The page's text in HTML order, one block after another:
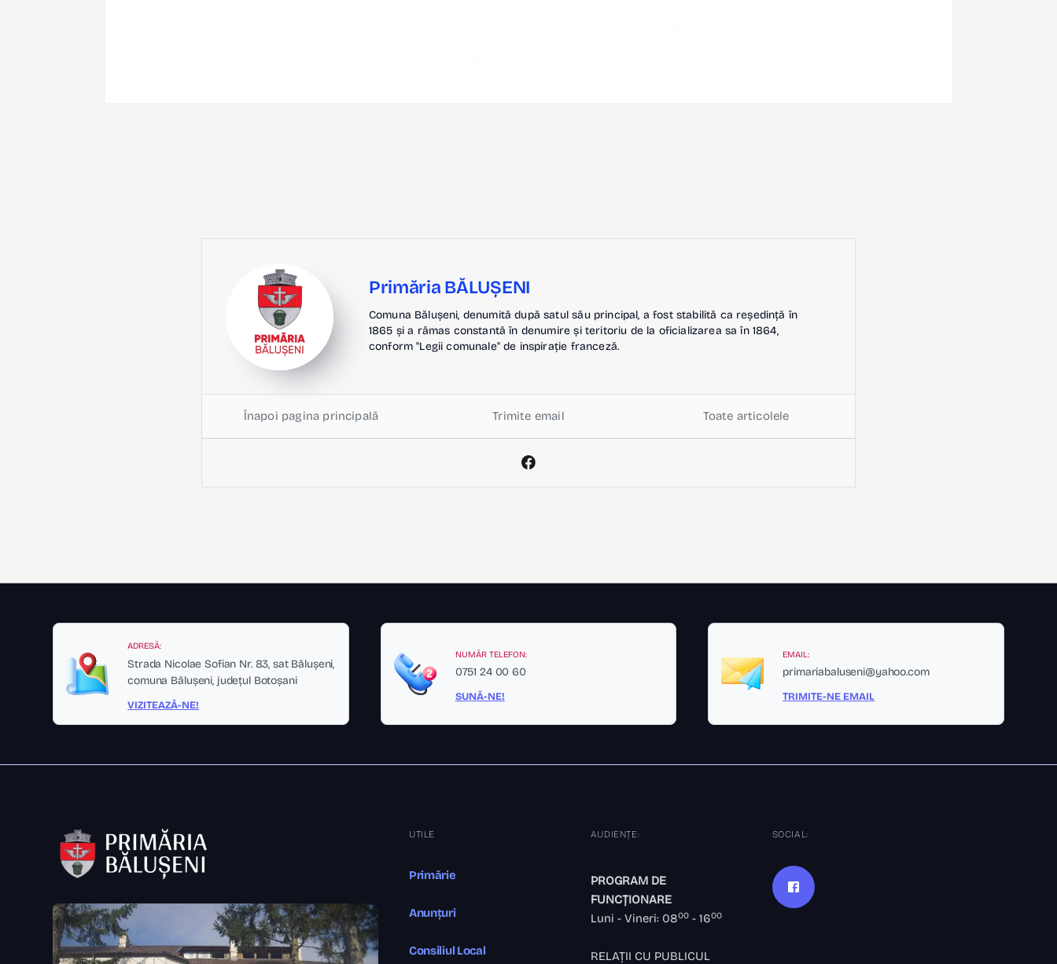
Primăria BĂLUȘENI
Comuna Bălușeni, denumită după satul său principal, a fost stabilită ca reședință în
1865 și a rămas constantă în denumire și teritoriu de la oficializarea sa în 1864,
conform "Legii comunale" de inspirație franceză.
Înapoi pagina principală Trimite email Toate articolele
ADRESĂ:
Strada Nicolae Sofian Nr. 83, sat Bălușeni,
comuna Bălușeni, județul Botoșani
VIZITEAZĂ-NE!
NUMĂR TELEFON:
0751 24 00 60
SUNĂ-NE!
EMAIL:
primariabaluseni@yahoo.com
TRIMITE-NE EMAIL
UTILE
Primărie
Anunțuri
Consiliul Local
AUDIENȚE:
PROGRAM DE
FUNCȚIONARE
Luni - Vineri: 0800- 1600
RELAȚII CU PUBLICUL
SOCIAL: